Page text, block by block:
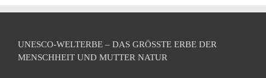
UNESCO-WELTERBE – DAS GRÖSSTE ERBE DER M
ENSCHHEIT UND MUTTER NATUR